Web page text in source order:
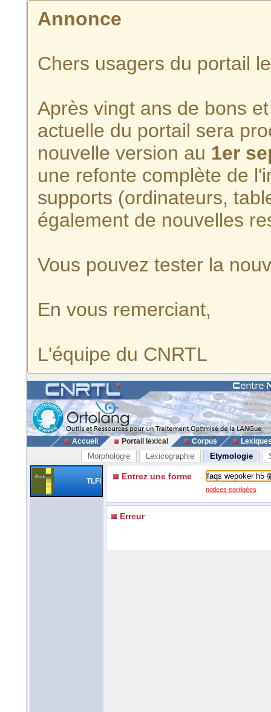
Annonce
Chers usagers du portail
Après vingt ans de bons
actuelle du portail sera
nouvelle version au 1er
une refonte complète de
supports (ordinateurs,
également de nouvelles
Vous pouvez tester la
En vous remerciant,
L'équipe du CNRTL
Accueil Portail lexical Corpus
Morphologie Lexicographie Etymologie
TLFi Entrez une forme
notices corrigées
Erreur